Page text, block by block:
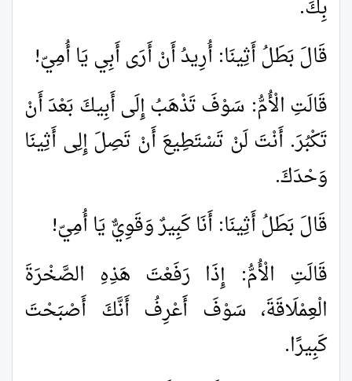
بِكَ.
قَالَ بَطَلُ أَثِينَا: أُرِيدُ أَنْ أَرَى أَبِي يَا أُمِيّ!
قَالَتِ الْأُمُّ: سَوْفَ تَذْهَبُ إِلَى أَبِيكَ بَعْدَ أَنْ
تَكْبُرَ. أَنْتَ لَنْ تَسْتَطِيعَ أَنْ تَصِلَ إِلِى أَثِينَا
وَحْدَكَ.
قَالَ بَطَلُ أَثِينَا: أَنَا كَبِيرٌ وَقَوِيٌّ يَا أُمِيّ!
قَالَتِ الْأُمُّ: إِذَا رَفَعْتَ هَذِهِ الصَّخْرَةَ
الْعِمْلَاقَةَ، سَوْفَ أَعْرِفُ أَنَّكَ أَصْبَحْتَ
كَبِيرًا.